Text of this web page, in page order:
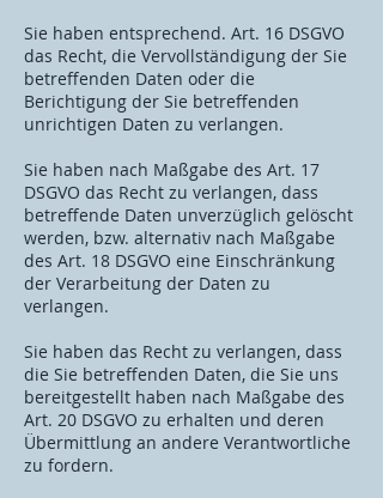
Sie haben entsprechend. Art. 16 DSGVO
das Recht, die Vervollständigung der Sie
betreffenden Daten oder die
Berichtigung der Sie betreffenden
unrichtigen Daten zu verlangen.
Sie haben nach Maßgabe des Art. 17
DSGVO das Recht zu verlangen, dass
betreffende Daten unverzüglich gelöscht
werden, bzw. alternativ nach Maßgabe
des Art. 18 DSGVO eine Einschränkung
der Verarbeitung der Daten zu
verlangen.
Sie haben das Recht zu verlangen, dass
die Sie betreffenden Daten, die Sie uns
bereitgestellt haben nach Maßgabe des
Art. 20 DSGVO zu erhalten und deren
Übermittlung an andere Verantwortliche
zu fordern.